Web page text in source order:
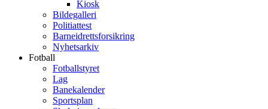
Kiosk
Bildegalleri
Politiattest
Barneidrettsforsikring
Nyhetsarkiv
Fotball
Fotballstyret
Lag
Banekalender
Sportsplan